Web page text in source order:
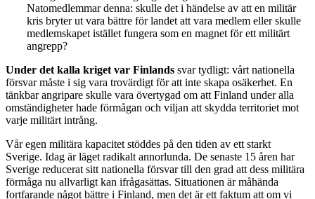
Natomedlemmar denna: skulle det i händelse av att en militär
kris bryter ut vara bättre för landet att vara medlem eller skulle
medlemskapet istället fungera som en magnet för ett militärt
angrepp?
Under det kalla kriget var Finlands svar tydligt: vårt nationella
försvar måste i sig vara trovärdigt för att inte skapa osäkerhet. En
tänkbar angripare skulle vara övertygad om att Finland under alla
omständigheter hade förmågan och viljan att skydda territoriet mot
varje militärt intrång.
Vår egen militära kapacitet stöddes på den tiden av ett starkt
Sverige. Idag är läget radikalt annorlunda. De senaste 15 åren har
Sverige reducerat sitt nationella försvar till den grad att dess militära
förmåga nu allvarligt kan ifrågasättas. Situationen är måhända
fortfarande något bättre i Finland, men det är ett faktum att om vi